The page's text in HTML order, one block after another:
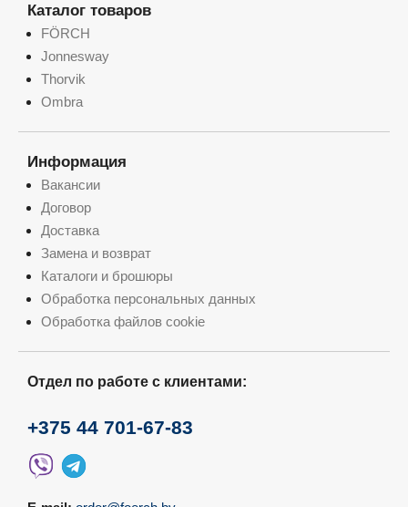
Каталог товаров
FÖRCH
Jonnesway
Thorvik
Ombra
Информация
Вакансии
Договор
Доставка
Замена и возврат
Каталоги и брошюры
Обработка персональных данных
Обработка файлов cookie
Отдел по работе с клиентами:
+375 44 701-67-83